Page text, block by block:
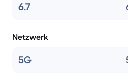
6.7
Netzwerk
5G